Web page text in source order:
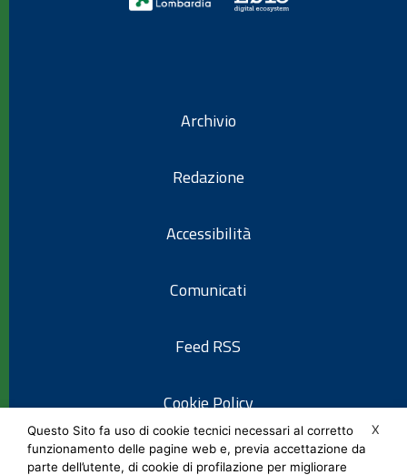
Archivio
Redazione
Accessibilità
Comunicati
Feed RSS
Cookie Policy
Informativa privacy
X
Questo Sito fa uso di cookie tecnici necessari al corretto
funzionamento delle pagine web e, previa accettazione da
parte dell’utente, di cookie di profilazione per migliorare